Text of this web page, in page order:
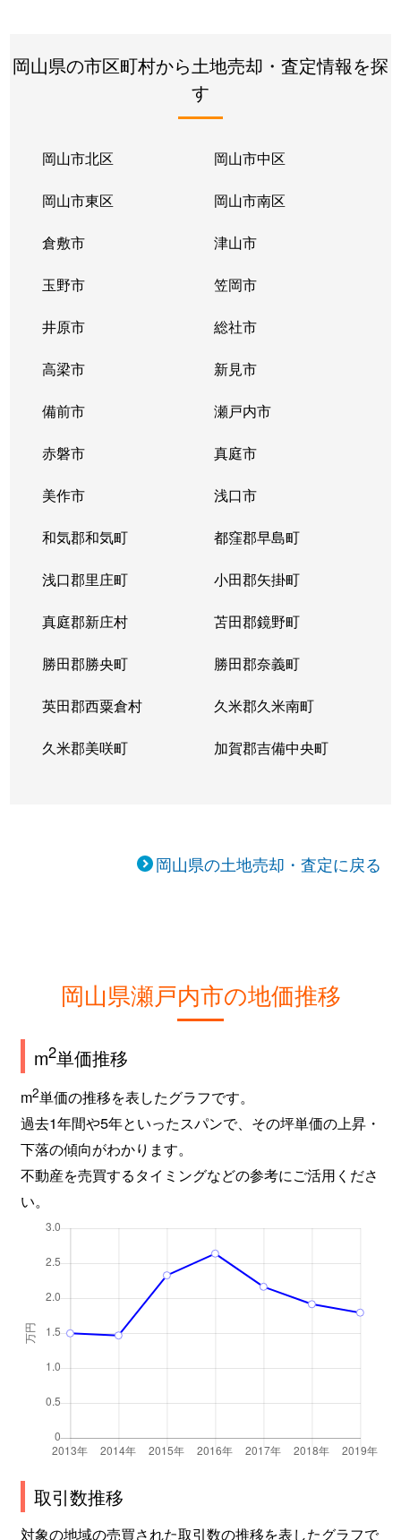
岡山県の市区町村から土地売却・査定情報を探
す
岡山市北区 岡山市中区
岡山市東区 岡山市南区
倉敷市 津山市
玉野市 笠岡市
井原市 総社市
高梁市 新見市
備前市 瀬戸内市
赤磐市 真庭市
美作市 浅口市
和気郡和気町 都窪郡早島町
浅口郡里庄町 小田郡矢掛町
真庭郡新庄村 苫田郡鏡野町
勝田郡勝央町 勝田郡奈義町
英田郡西粟倉村 久米郡久米南町
久米郡美咲町 加賀郡吉備中央町
岡山県の土地売却・査定に戻る
岡山県瀬戸内市の地価推移
m2単価推移
m2単価の推移を表したグラフです。
過去1年間や5年といったスパンで、その坪単価の上昇・
下落の傾向がわかります。
不動産を売買するタイミングなどの参考にご活用くださ
い。
取引数推移
対象の地域の売買された取引数の推移を表したグラフで